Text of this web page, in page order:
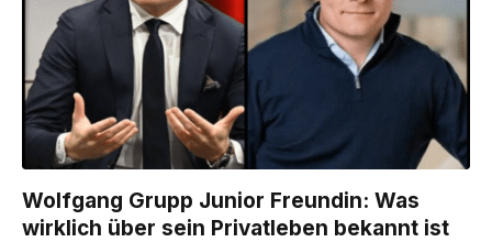
Wolfgang Grupp Junior Freundin: Was
wirklich über sein Privatleben bekannt ist